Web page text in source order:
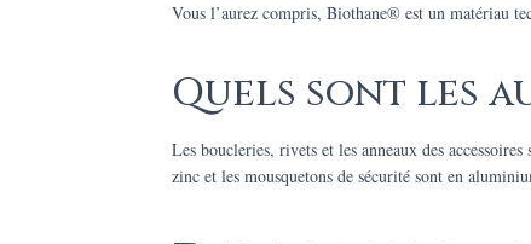
Vous l’aurez compris, Biothane® est un matériau
Quels sont les
Les boucleries, rivets et les anneaux des
zinc et les mousquetons de sécurité sont en